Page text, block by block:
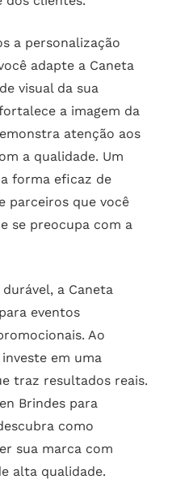
a personalização
adapte a Caneta
visual da sua
a imagem da
atenção aos
a qualidade. Um
forma eficaz de
parceiros que você
se preocupa com a
a Caneta
eventos
Ao
em uma
traz resultados reais.
Brindes para
como
sua marca com
alta qualidade.